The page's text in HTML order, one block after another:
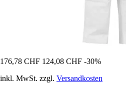
176,78 CHF 124,08 CHF -30%
inkl. MwSt. zzgl. Versandkosten